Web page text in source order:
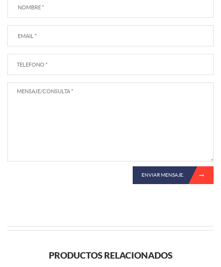
ENVIAR MENSAJE.
PRODUCTOS RELACIONADOS